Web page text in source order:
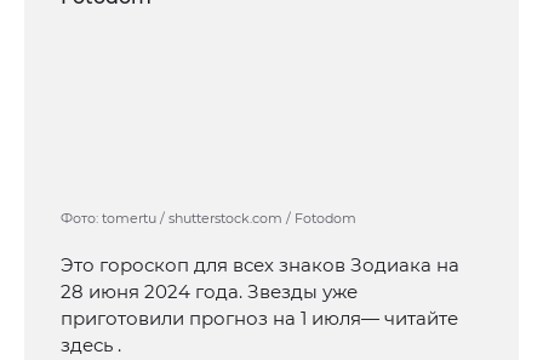
Фото: tomertu / shutterstock.com / Fotodom
Это гороскоп для всех знаков Зодиака на
28 июня 2024 года. Звезды уже
приготовили прогноз на 1 июля— читайте
здесь .